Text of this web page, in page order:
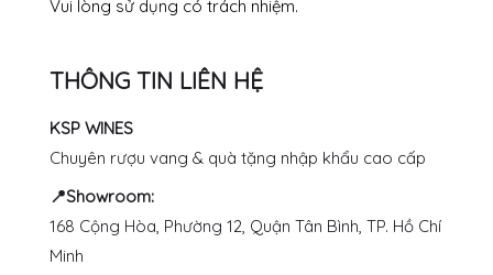
Vui lòng sử dụng có trách nhiệm.
THÔNG TIN LIÊN HỆ
KSP WINES
Chuyên rượu vang & quà tặng nhập khẩu cao cấp
📍Showroom:
168 Cộng Hòa, Phường 12, Quận Tân Bình, TP. Hồ Chí
Minh